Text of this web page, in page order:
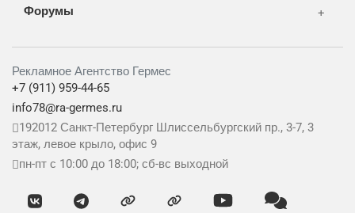
Форумы
Рекламное Агентство Гермес
+7 (911) 959-44-65
info78@ra-germes.ru
192012 Санкт-Петербург Шлиссельбургский пр., 3-7, 3
этаж, левое крыло, офис 9
пн-пт с 10:00 до 18:00; сб-вс выходной